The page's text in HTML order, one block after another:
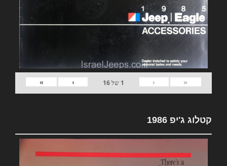
«
‹
1 של16
›
»
קטלוג ג'יפ 1986